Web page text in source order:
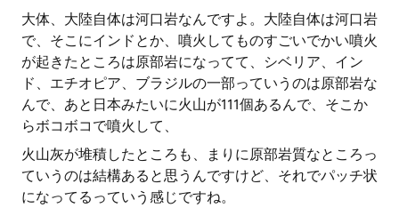
大体、大陸自体は河口岩なんですよ。大陸自体は河口岩
で、そこにインドとか、噴火してものすごいでかい噴火
が起きたところは原部岩になってて、シベリア、イン
ド、エチオピア、ブラジルの一部っていうのは原部岩な
んで、あと日本みたいに火山が111個あるんで、そこか
らボコボコで噴火して、
火山灰が堆積したところも、まりに原部岩質なところっ
ていうのは結構あると思うんですけど、それでパッチ状
になってるっていう感じですね。